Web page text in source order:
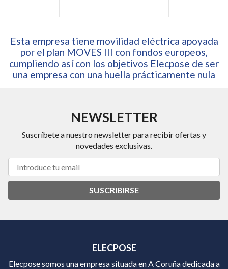
Esta empresa tiene movilidad eléctrica apoyada
por el plan MOVES III con fondos europeos,
cumpliendo así con los objetivos Elecpose de ser
una empresa con una huella prácticamente nula
NEWSLETTER
Suscríbete a nuestro newsletter para recibir ofertas y
novedades exclusivas.
SUSCRIBIRSE
ELECPOSE
Elecpose somos una empresa situada en A Coruña dedicada a